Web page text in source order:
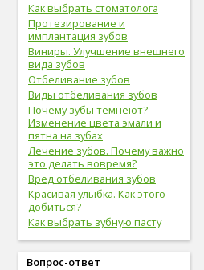
Как выбрать стоматолога
Протезирование и
имплантация зубов
Виниры. Улучшение внешнего
вида зубов
Отбеливание зубов
Виды отбеливания зубов
Почему зубы темнеют?
Изменение цвета эмали и
пятна на зубах
Лечение зубов. Почему важно
это делать вовремя?
Вред отбеливания зубов
Красивая улыбка. Как этого
добиться?
Как выбрать зубную пасту
Вопрос-ответ